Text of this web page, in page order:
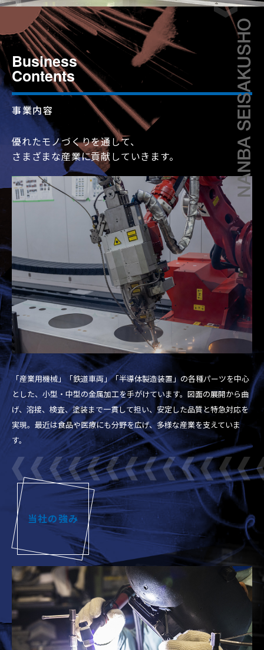
Business
Contents
事業内容
優れたモノづくりを通して、
さまざまな産業に貢献していきます。
「産業用機械」「鉄道車両」「半導体製造装置」の各種パーツを中心
とした、小型・中型の金属加工を手がけています。図面の展開から曲
げ、溶接、検査、塗装まで一貫して担い、安定した品質と特急対応を
実現。最近は食品や医療にも分野を広げ、多様な産業を支えていま
す。
当社の強み